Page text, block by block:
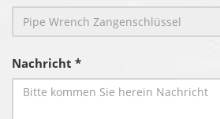
Nachricht *